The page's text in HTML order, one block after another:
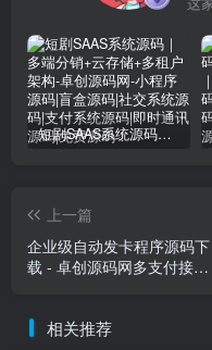
短剧SAAS系统源码｜多端分销+云存储+多租户架构
上一篇
企业级自动发卡程序源码下
载 - 卓创源码网多支付接口
相关推荐